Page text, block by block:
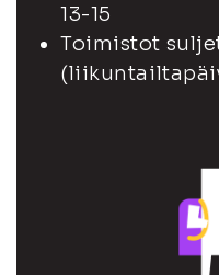
13-15
Toimistot